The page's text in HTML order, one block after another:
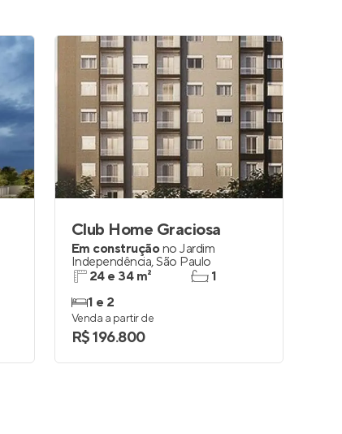
Club Home Graciosa
Em construçãono Jardim
Independência,São Paulo
24 e 34 m²
1 e 2
1
Venda a partir de
R$ 196.800